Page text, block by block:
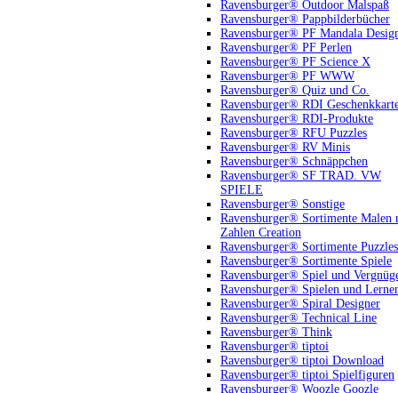
Ravensburger® Outdoor Malspaß
Ravensburger® Pappbilderbücher
Ravensburger® PF Mandala
Ravensburger® PF Perlen
Ravensburger® PF Science X
Ravensburger® PF WWW
Ravensburger® Quiz und Co.
Ravensburger® RDI
Ravensburger® RDI-Produkte
Ravensburger® RFU Puzzles
Ravensburger® RV Minis
Ravensburger® Schnäppchen
Ravensburger® SF TRAD. VW
SPIELE
Ravensburger® Sonstige
Ravensburger® Sortimente Malen
Zahlen Creation
Ravensburger® Sortimente Puzzles
Ravensburger® Sortimente Spiele
Ravensburger® Spiel und
Ravensburger® Spielen und
Ravensburger® Spiral Designer
Ravensburger® Technical Line
Ravensburger® Think
Ravensburger® tiptoi
Ravensburger® tiptoi Download
Ravensburger® tiptoi Spielfiguren
Ravensburger® Woozle Goozle